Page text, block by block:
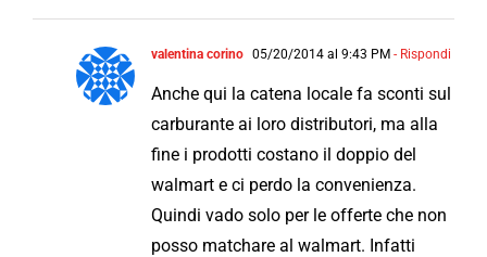
valentina corino 05/20/2014 al 9:43 PM - Rispondi
Anche qui la catena locale fa sconti sul
carburante ai loro distributori, ma alla
fine i prodotti costano il doppio del
walmart e ci perdo la convenienza.
Quindi vado solo per le offerte che non
posso matchare al walmart. Infatti